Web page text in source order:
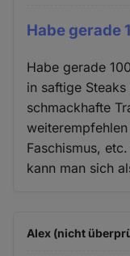
Habe gerade
Habe gerade
in saftige
schmackhafte
Faschismus,
kann man sich
Alex (nicht